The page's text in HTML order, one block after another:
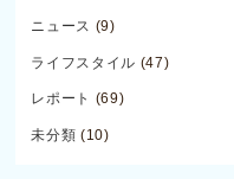
ニュース (9)
ライフスタイル (47)
レポート (69)
未分類 (10)